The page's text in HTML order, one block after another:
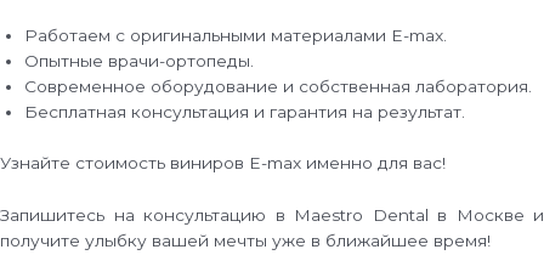
Работаем с оригинальными материалами E-max.
Опытные врачи-ортопеды.
Современное оборудование и собственная лаборатория.
Бесплатная консультация и гарантия на результат.
Узнайте стоимость виниров E-max именно для вас!
Запишитесь на консультацию в Maestro Dental в Москве и
получите улыбку вашей мечты уже в ближайшее время!